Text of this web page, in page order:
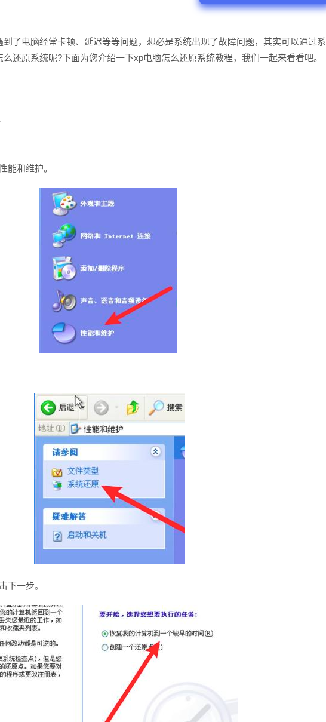
了电脑经常卡顿、延迟等等问题，想必是系统出现了故障问题，其实可以通过系
还原系统呢?下面为您介绍一下xp电脑怎么还原系统教程，我们一起来看看吧。
能和维护。
下一步。